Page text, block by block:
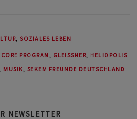
, SOZIALES LEBEN
CORE PROGRAM , GLEISSNER, HELIOPOLIS
, MUSIK , SEKEM FREUNDE DEUTSCHLAND
NEWSLETTER